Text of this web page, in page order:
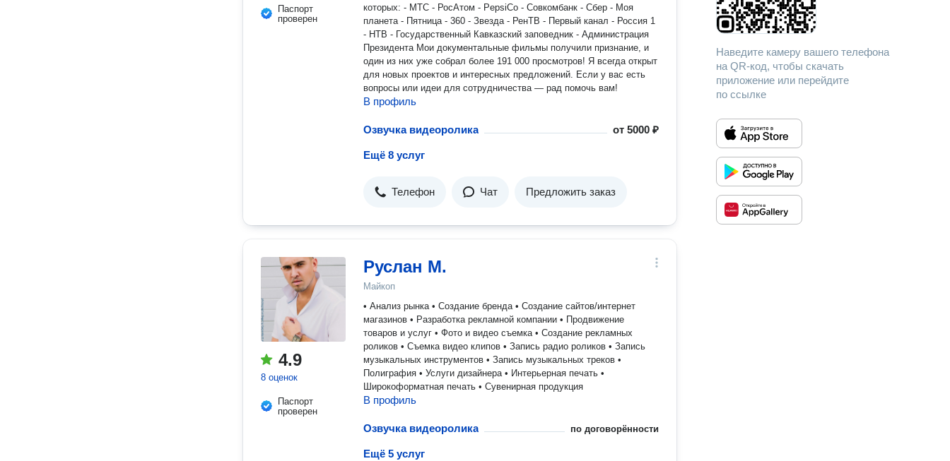
Паспорт
проверен
которых: - МТС - РосАтом - PepsiCo - Совкомбанк - Сбер - Моя
планета - Пятница - 360 - Звезда - РенТВ - Первый канал - Россия 1
- НТВ - Государственный Кавказский заповедник - Администрация
Президента Мои документальные фильмы получили признание, и
один из них уже собрал более 191 000 просмотров! Я всегда открыт
для новых проектов и интересных предложений. Если у вас есть
вопросы или идеи для сотрудничества — рад помочь вам!
В профиль
Озвучка видеоролика от5000 ₽
Ещё 8 услуг
Телефон Чат Предложить заказ
4.9
8 оценок
Паспорт
проверен
Руслан М.
Майкоп
• Анализ рынка • Создание бренда • Создание сайтов/интернет
магазинов • Разработка рекламной компании • Продвижение
товаров и услуг • Фото и видео съемка • Создание рекламных
роликов • Съемка видео клипов • Запись радио роликов • Запись
музыкальных инструментов • Запись музыкальных треков •
Полиграфия • Услуги дизайнера • Интерьерная печать •
Широкоформатная печать • Сувенирная продукция
В профиль
Озвучка видеоролика по договорённости
Ещё 5 услуг
Наведите камеру вашего телефона
на QR-код, чтобы скачать
приложение или перейдите
по ссылке